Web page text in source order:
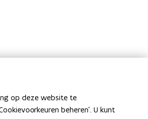
op deze website te
beheren'. U kunt